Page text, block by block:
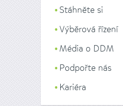
Stáhněte si
Výběrová řízení
Média o DDM
Podpořte nás
Kariéra